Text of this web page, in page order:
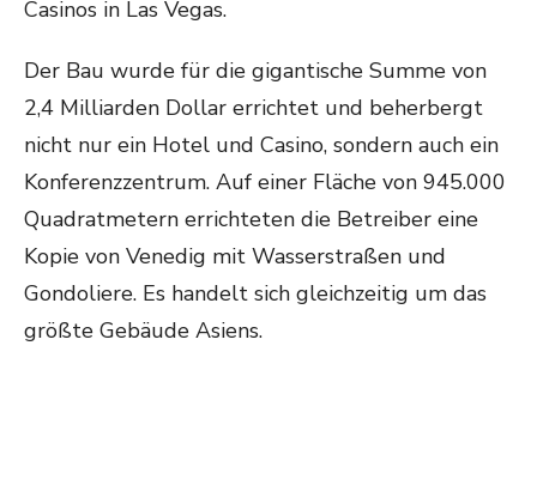
Casinos in Las Vegas.
Der Bau wurde für die gigantische Summe von
2,4 Milliarden Dollar errichtet und beherbergt
nicht nur ein Hotel und Casino, sondern auch ein
Konferenzzentrum. Auf einer Fläche von 945.000
Quadratmetern errichteten die Betreiber eine
Kopie von Venedig mit Wasserstraßen und
Gondoliere. Es handelt sich gleichzeitig um das
größte Gebäude Asiens.